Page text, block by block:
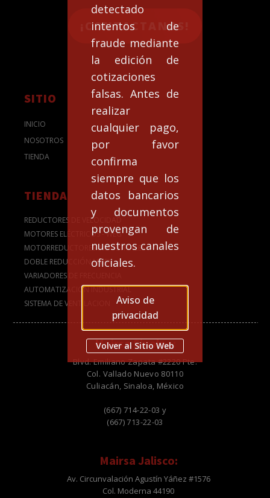
detectado
intentos de
fraude mediante
la edición de
cotizaciones
falsas. Antes de
realizar
cualquier pago,
por favor
confirma
siempre que los
datos bancarios
y documentos
provengan de
nuestros canales
oficiales.
Aviso de
privacidad
Volver al Sitio Web
¡CONTACTANOS!
SITIO
INICIO
NOSOTROS
TIENDA
TIENDA
REDUCTORES DE VELOCIDAD
MOTORES ELÉCTRICOS - WEG
MOTORREDUCTORES INDUSTRIALES
DOBLE REDUCCIÓN NMRV
VARIADORES DE FRECUENCIA
AUTOMATIZACION INDUSTRIAL
SISTEMA DE VENTILACION
Mairsa Sinaloa:
Blvd. Emiliano Zapata #2220 Pte.
Col. Vallado Nuevo 80110
Culiacán, Sinaloa, México
(667) 714-22-03 y
(667) 713-22-03
Mairsa Jalisco:
Av. Circunvalación Agustín Yáñez #1576
Col. Moderna 44190